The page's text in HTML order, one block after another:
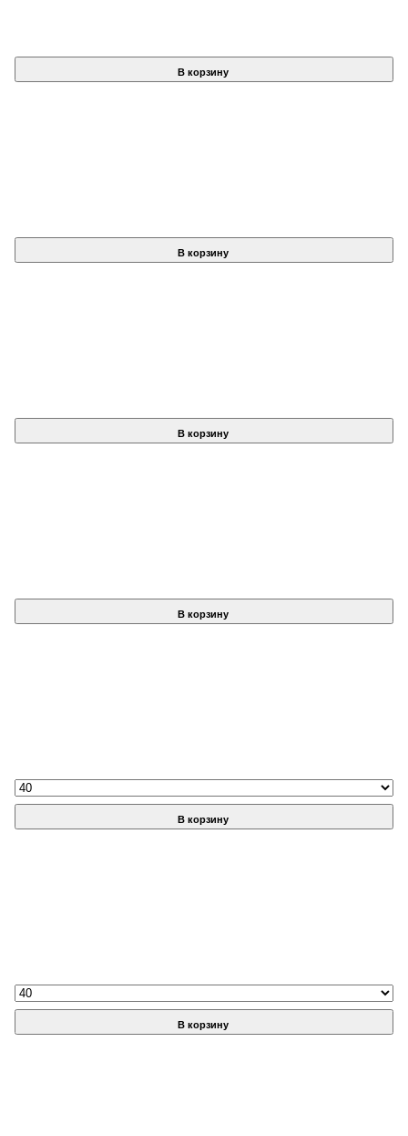
В корзину
В корзину
В корзину
В корзину
В корзину
В корзину